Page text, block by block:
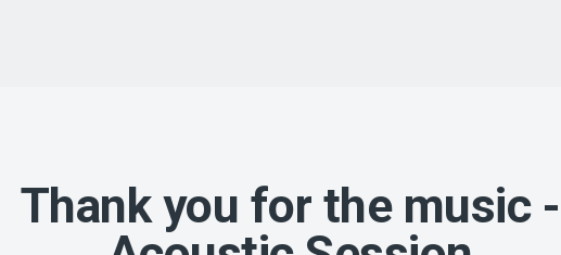
Thank you for the music -